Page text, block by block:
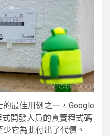
最佳用例之一，Google
開發人員的真實程式碼
它為此付出了代價。